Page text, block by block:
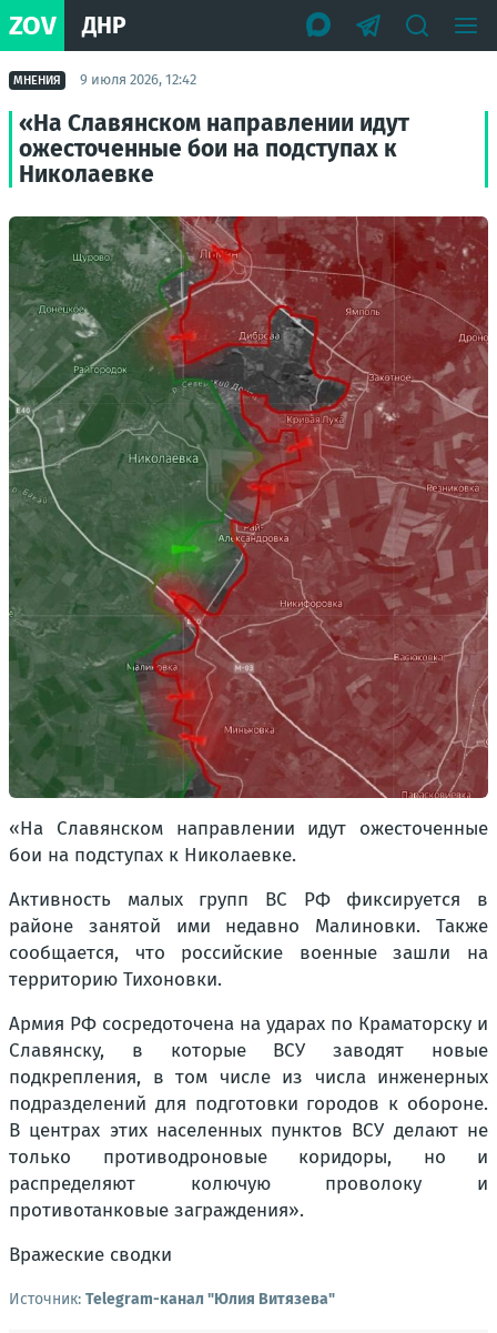
ZOV ДНР
МНЕНИЯ 9 июля 2026, 12:42
«На Славянском направлении идут
ожесточенные бои на подступах к
Николаевке
«На Славянском направлении идут ожесточенные
бои на подступах к Николаевке.
Активность малых групп ВС РФ фиксируется в
районе занятой ими недавно Малиновки. Также
сообщается, что российские военные зашли на
территорию Тихоновки.
Армия РФ сосредоточена на ударах по Краматорску и
Славянску, в которые ВСУ заводят новые
подкрепления, в том числе из числа инженерных
подразделений для подготовки городов к обороне.
В центрах этих населенных пунктов ВСУ делают не
только противодроновые коридоры, но и
распределяют колючую проволоку и
противотанковые заграждения».
Вражеские сводки
Источник: Telegram-канал "Юлия Витязева"